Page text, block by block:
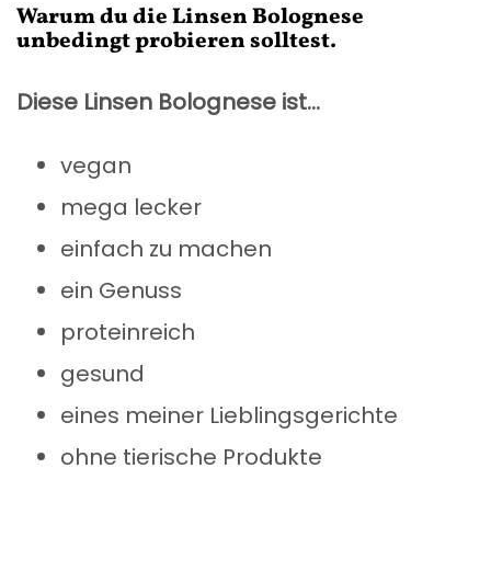
Warum du die Linsen Bolognese
unbedingt probieren solltest.
Diese Linsen Bolognese ist…
vegan
mega lecker
einfach zu machen
ein Genuss
proteinreich
gesund
eines meiner Lieblingsgerichte
ohne tierische Produkte